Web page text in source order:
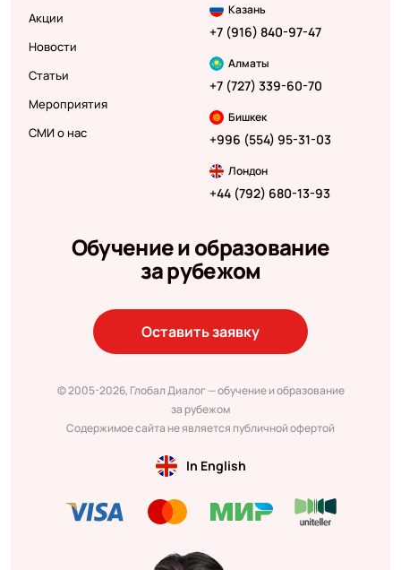
Акции
Новости
Статьи
Мероприятия
СМИ о нас
Казань
+7 (916) 840-97-47
Алматы
+7 (727) 339-60-70
Бишкек
+996 (554) 95-31-03
Лондон
+44 (792) 680-13-93
Обучение и образование
за рубежом
Оставить заявку
© 2005-2026, Глобал Диалог — обучение и образование
за рубежом
Содержимое сайта не является публичной офертой
In English